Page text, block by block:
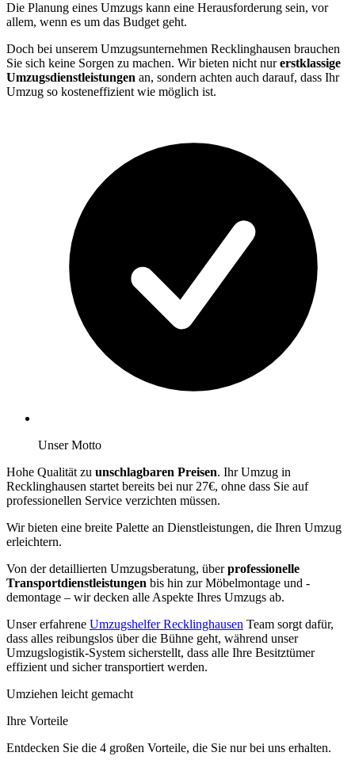
Die Planung eines Umzugs kann eine Herausforderung sein, vor
allem, wenn es um das Budget geht.
Doch bei unserem Umzugsunternehmen Recklinghausen brauchen
Sie sich keine Sorgen zu machen. Wir bieten nicht nurerstklassige
Umzugsdienstleistungen an, sondern achten auch darauf, dass Ihr
Umzug so kosteneffizient wie möglich ist.
Unser Motto
Hohe Qualität zu unschlagbaren Preisen. Ihr Umzug in
Recklinghausen startet bereits bei nur 27€, ohne dass Sie auf
professionellen Service verzichten müssen.
Wir bieten eine breite Palette an Dienstleistungen, die Ihren Umzug
erleichtern.
Von der detaillierten Umzugsberatung, überprofessionelle
Transportdienstleistungen bis hin zur Möbelmontage und -
demontage – wir decken alle Aspekte Ihres Umzugs ab.
Unser erfahrene Umzugshelfer Recklinghausen Team sorgt dafür,
dass alles reibungslos über die Bühne geht, während unser
Umzugslogistik-System sicherstellt, dass alle Ihre Besitztümer
effizient und sicher transportiert werden.
Umziehen leicht gemacht
Ihre Vorteile
Entdecken Sie die 4 großen Vorteile, die Sie nur bei uns erhalten.